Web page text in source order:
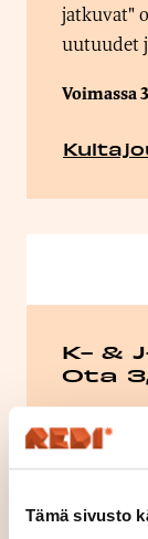
Tämä sivusto
jatkuvat"
uutuudet
Voimassa
K- &
Ota
me
...Lue